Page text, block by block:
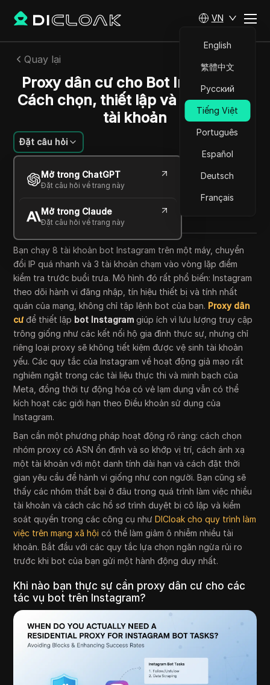
VN
English
繁體中文
Русский
Tiếng Việt
Português
Español
Deutsch
Français
Quay lại
Proxy dân cư cho Bot Instagram:
Cách chọn, thiết lập và giảm rủi ro
tài khoản
Đặt câu hỏi
Mở trong ChatGPT
Đặt câu hỏi về trang này
Mở trong Claude
Đặt câu hỏi về trang này
Alexey Sidorov
14 Th05 2026 9 Đọc trong giây phút
Copy Link
Bạn chạy 8 tài khoản bot Instagram trên một máy, chuyển
đổi IP quá nhanh và 3 tài khoản chạm vào vòng lặp điểm
kiểm tra trước buổi trưa. Mô hình đó rất phổ biến: Instagram
theo dõi hành vi đăng nhập, tín hiệu thiết bị và tính nhất
quán của mạng, không chỉ tập lệnh bot của bạn. Proxy dân
cư để thiết lập bot Instagram giúp ích vì lưu lượng truy cập
trông giống như các kết nối hộ gia đình thực sự, nhưng chỉ
riêng loại proxy sẽ không tiết kiệm được vệ sinh tài khoản
yếu. Các quy tắc của Instagram về hoạt động giả mạo rất
nghiêm ngặt trong các tài liệu thực thi và minh bạch của
Meta, đồng thời tự động hóa có vẻ lạm dụng vẫn có thể
kích hoạt các giới hạn theo Điều khoản sử dụng của
Instagram.
Bạn cần một phương pháp hoạt động rõ ràng: cách chọn
nhóm proxy có ASN ổn định và so khớp vị trí, cách ánh xạ
một tài khoản với một danh tính dài hạn và cách đặt thời
gian yêu cầu để hành vi giống như con người. Bạn cũng sẽ
thấy các nhóm thất bại ở đâu trong quá trình làm việc nhiều
tài khoản và cách các hồ sơ trình duyệt bị cô lập và kiểm
soát quyền trong các công cụ nhưDICloak cho quy trình làm
việc trên mạng xã hội có thể làm giảm ô nhiễm nhiều tài
khoản. Bắt đầu với các quy tắc lựa chọn ngăn ngừa rủi ro
trước khi bot của bạn gửi một hành động duy nhất.
Khi nào bạn thực sự cần proxy dân cư cho các
tác vụ bot trên Instagram?